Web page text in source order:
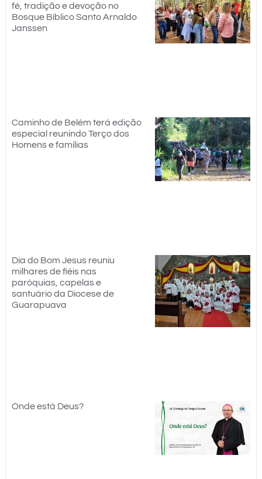
fé, tradição e devoção no
Bosque Bíblico Santo Arnaldo
Janssen
Caminho de Belém terá edição
especial reunindo Terço dos
Homens e famílias
Dia do Bom Jesus reuniu
milhares de fiéis nas
paróquias, capelas e
santuário da Diocese de
Guarapuava
Onde está Deus?